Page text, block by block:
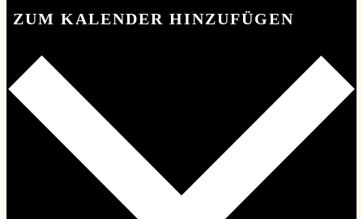
ZUM KALENDER HINZUFÜGEN